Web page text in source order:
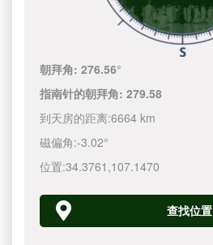
朝拜角:276.56°
指南针的朝拜角:279.58
到天房的距离:6664 km
磁偏角:-3.02°
位置:34.3761 ,107.1470
查找位置